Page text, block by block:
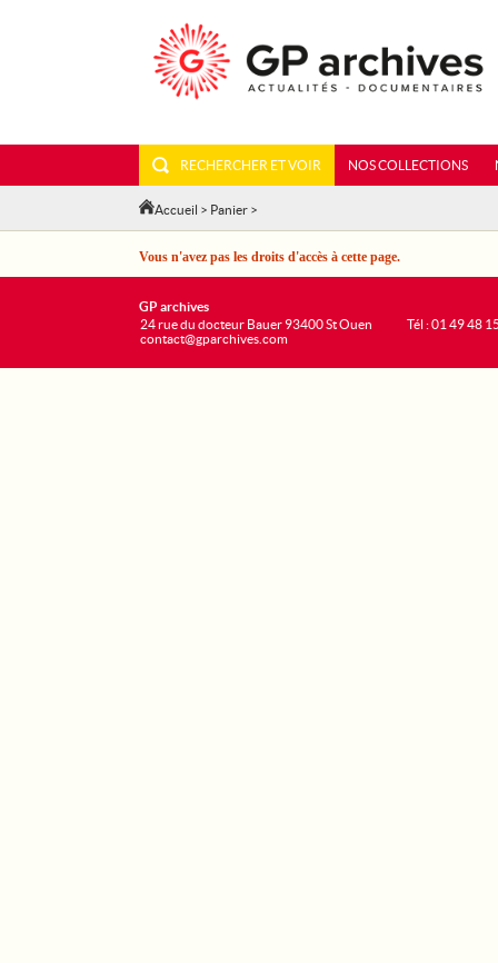
RECHERCHER ET VOIR NOS COLLECTIONS
Accueil > Panier >
Vous n'avez pas les droits d'accès à cette page.
GP archives
24 rue du docteur Bauer 93400 St Ouen
contact@gparchives.com
Tél : 01 49 48